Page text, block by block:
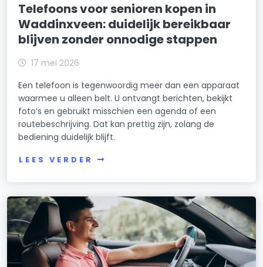
Telefoons voor senioren kopen in
Waddinxveen: duidelijk bereikbaar
blijven zonder onnodige stappen
17 mei 2026
Een telefoon is tegenwoordig meer dan een apparaat
waarmee u alleen belt. U ontvangt berichten, bekijkt
foto’s en gebruikt misschien een agenda of een
routebeschrijving. Dat kan prettig zijn, zolang de
bediening duidelijk blijft.
LEES VERDER